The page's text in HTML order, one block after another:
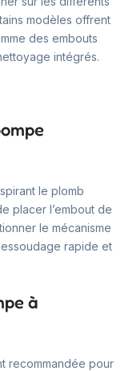
modèles offrent
des embouts
intégrés.
le plomb
placer l’embout de
le mécanisme
rapide et
à
recommandée pour